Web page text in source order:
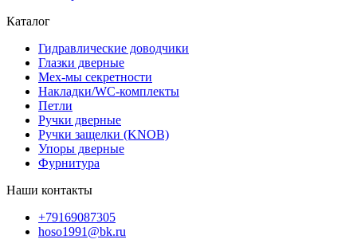
Каталог
Гидравлические доводчики
Глазки дверные
Мех-мы секретности
Накладки/WC-комплекты
Петли
Ручки дверные
Ручки защелки (KNOB)
Упоры дверные
Фурнитура
Наши контакты
+79169087305
hoso1991@bk.ru